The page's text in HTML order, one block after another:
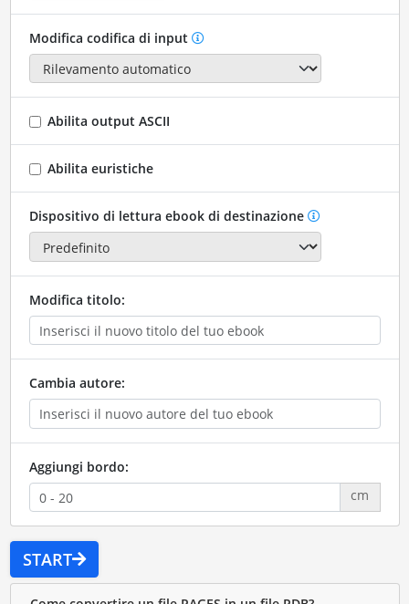
Modifica codifica di input
Abilita output ASCII
Abilita euristiche
Dispositivo di lettura ebook di destinazione
Modifica titolo:
Cambia autore:
Aggiungi bordo:
cm
START